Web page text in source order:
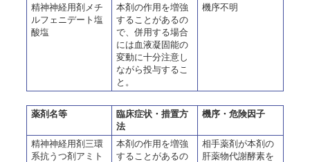
精神神経用剤メチ
ルフェニデート塩
酸塩
本剤の作用を増強
することがあるの
で、併用する場合
には血液凝固能の
変動に十分注意し
ながら投与するこ
と。
機序不明
薬剤名等
臨床症状・措置方
法
機序・危険因子
精神神経用剤三環
系抗うつ剤アミト
本剤の作用を増強
することがあるの
相手薬剤が本剤の
肝薬物代謝酵素を